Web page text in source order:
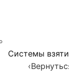
Системы
‹